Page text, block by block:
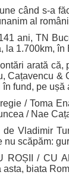
când s-a
al
ani, TN
la 1.700km, în
arată
Cațavencu
fund, pe ușă
/ Toma
/ Nae
de Vladimir
scăpăm:
ROȘII / CU
biata